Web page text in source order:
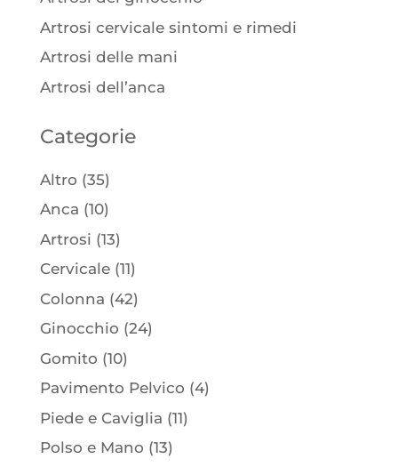
Artrosi cervicale sintomi e rimedi
Artrosi delle mani
Artrosi dell’anca
Categorie
Altro (35)
Anca (10)
Artrosi (13)
Cervicale(11)
Colonna (42)
Ginocchio (24)
Gomito (10)
Pavimento Pelvico (4)
Piede e Caviglia (11)
Polso e Mano (13)